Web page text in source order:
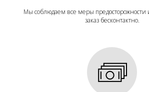
Мы соблюдаем все меры предосторожности
заказ бесконтактно.